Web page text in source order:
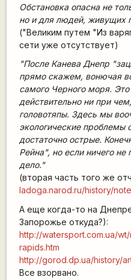
Обстановка опасна не
но и для людей, живущих
("Великим путем "Из
сети уже отсутствует)
"После Канева Днепр
прямо скажем, вонючая
самого Черного моря.
действительно ни при
головотяпы. Здесь мы
экологические проблемы
достаточно острые.
Рейна", но если ничего
дело."
(вторая часть того же
ladoga.narod.ru/history/
А еще когда-то на
Запорожье откуда?):
http://watersport.com.ua/
rapids.htm
http://gorod.dp.ua/history/
Все взорвано.